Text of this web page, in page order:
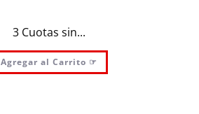
3 Cuotas sin...
Agregar al Carrito ☞